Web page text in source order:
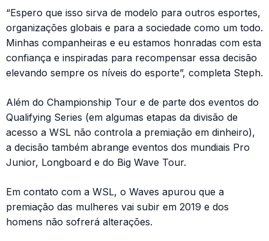
“Espero que isso sirva de modelo para outros esportes,
organizações globais e para a sociedade como um todo.
Minhas companheiras e eu estamos honradas com esta
confiança e inspiradas para recompensar essa decisão
elevando sempre os níveis do esporte”, completa Steph.
Além do Championship Tour e de parte dos eventos do
Qualifying Series (em algumas etapas da divisão de
acesso a WSL não controla a premiação em dinheiro),
a decisão também abrange eventos dos mundiais Pro
Junior, Longboard e do Big Wave Tour.
Em contato com a WSL, o Waves apurou que a
premiação das mulheres vai subir em 2019 e dos
homens não sofrerá alterações.